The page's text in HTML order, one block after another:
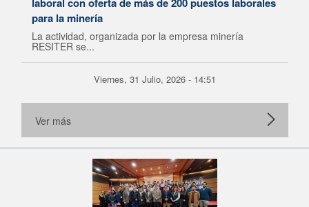
para la minería
La actividad, organizada por la empresa minería
RESITER se...
Viernes, 31 Julio, 2026 - 14:51
Ver más